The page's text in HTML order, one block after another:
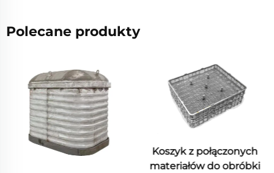
Polecane produkty
Koszyk z połączonych